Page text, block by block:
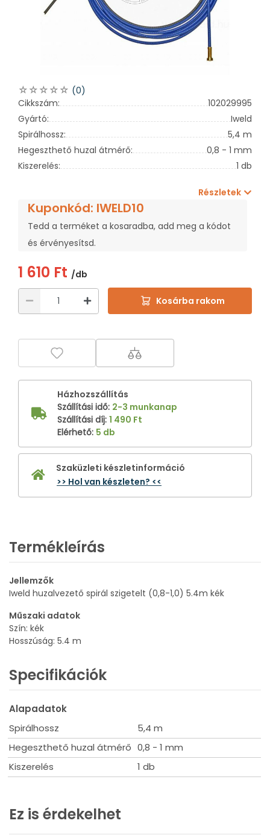
(0)
Cikkszám:
102029995
Gyártó:
Iweld
Spirálhossz:
5,4 m
Hegeszthető huzal átmérő:
0,8 - 1 mm
Kiszerelés:
1 db
Részletek
Kuponkód: IWELD10
Tedd a terméket a kosaradba, add meg a kódot
és érvényesítsd.
1 610 Ft /db
Kosárba rakom
Házhozszállítás
Szállítási idő: 2-3 munkanap
Szállítási díj: 1 490 Ft
Elérhető: 5 db
Szaküzleti készletinformáció
>> Hol van készleten? <<
Termékleírás
Jellemzők
Iweld huzalvezető spirál szigetelt (0,8-1,0) 5.4m kék
Műszaki adatok
Szín: kék
Hosszúság: 5.4 m
Specifikációk
Alapadatok
Spirálhossz
5,4 m
Hegeszthető huzal átmérő 0,8 - 1 mm
Kiszerelés
1 db
Ez is érdekelhet